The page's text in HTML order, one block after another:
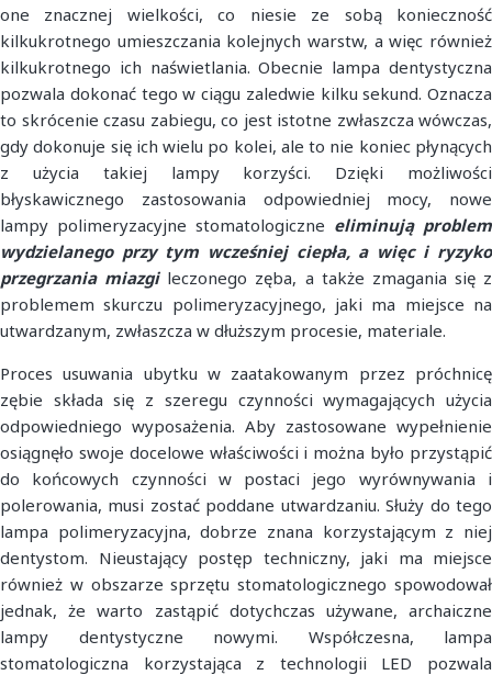
one znacznej wielkości, co niesie ze sobą konieczność
kilkukrotnego umieszczania kolejnych warstw, a więc również
kilkukrotnego ich naświetlania. Obecnie lampa dentystyczna
pozwala dokonać tego w ciągu zaledwie kilku sekund. Oznacza
to skrócenie czasu zabiegu, co jest istotne zwłaszcza wówczas,
gdy dokonuje się ich wielu po kolei, ale to nie koniec płynących
z użycia takiej lampy korzyści. Dzięki możliwości
błyskawicznego zastosowania odpowiedniej mocy, nowe
lampy polimeryzacyjne stomatologiczne eliminują problem
wydzielanego przy tym wcześniej ciepła, a więc i ryzyko
przegrzania miazgileczonego zęba, a także zmagania się z
problemem skurczu polimeryzacyjnego, jaki ma miejsce na
utwardzanym, zwłaszcza w dłuższym procesie, materiale.
Proces usuwania ubytku w zaatakowanym przez próchnicę
zębie składa się z szeregu czynności wymagających użycia
odpowiedniego wyposażenia. Aby zastosowane wypełnienie
osiągnęło swoje docelowe właściwości i można było przystąpić
do końcowych czynności w postaci jego wyrównywania i
polerowania, musi zostać poddane utwardzaniu. Służy do tego
lampa polimeryzacyjna, dobrze znana korzystającym z niej
dentystom. Nieustający postęp techniczny, jaki ma miejsce
również w obszarze sprzętu stomatologicznego spowodował
jednak, że warto zastąpić dotychczas używane, archaiczne
lampy dentystyczne nowymi. Współczesna, lampa
stomatologiczna korzystająca z technologii LED pozwala